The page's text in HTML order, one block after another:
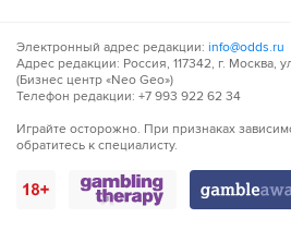
Электронный адрес редакции: info@odds.ru
Адрес редакции: Россия, 117342, г. Москва,
(Бизнес центр «Neo Geo»)
Телефон редакции: +7 993 922 62 34
Играйте осторожно. При признаках
обратитесь к специалисту.